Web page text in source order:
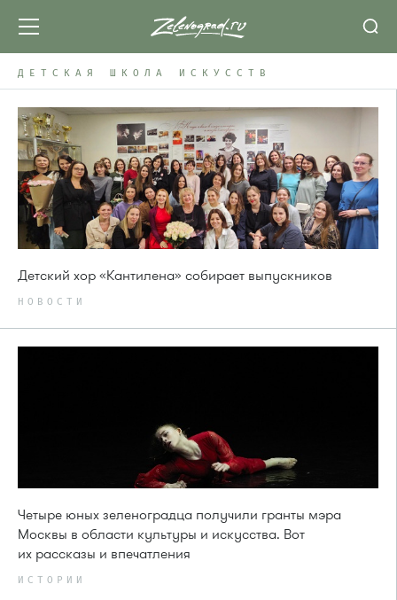
ДЕТСКАЯ ШКОЛА ИСКУССТВ
Детский хор «Кантилена» собирает выпускников
НОВОСТИ
Четыре юных зеленоградца получили гранты мэра
Москвы в области культуры и искусства. Вот
их рассказы и впечатления
ИСТОРИИ